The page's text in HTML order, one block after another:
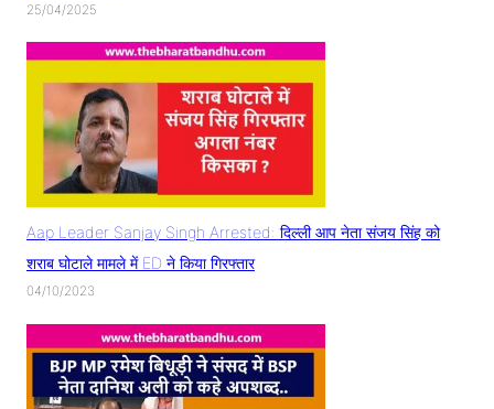
25/04/2025
Aap Leader Sanjay Singh Arrested: दिल्ली आप नेता संजय सिंह को
शराब घोटाले मामले में ED ने किया गिरफ्तार
04/10/2023